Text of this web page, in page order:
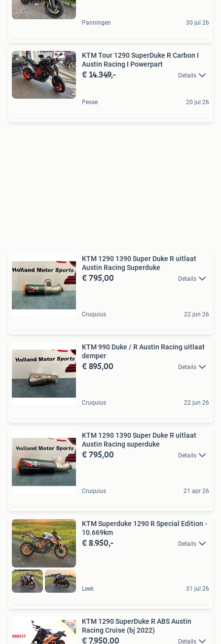
Panningen 30 jul 26
KTM Tour 1290 SuperDuke R Carbon I
Austin Racing I Powerpart
€ 14.349,- Details
Pesse 20 jul 26
KTM 1290 1390 Super Duke R uitlaat
Austin Racing Superduke
€ 795,00 Details
Cruquius 22 jun 26
KTM 990 Duke / R Austin Racing uitlaat
demper
€ 895,00 Details
Cruquius 22 jun 26
KTM 1290 1390 Super Duke R uitlaat
Austin Racing superduke
€ 795,00 Details
Cruquius 21 apr 26
KTM Superduke 1290 R Special Edition -
10.669km
€ 8.950,- Details
Leek 31 jul 26
KTM 1290 SuperDuke R ABS Austin
Racing Cruise (bj 2022)
€ 7.950,00 Details